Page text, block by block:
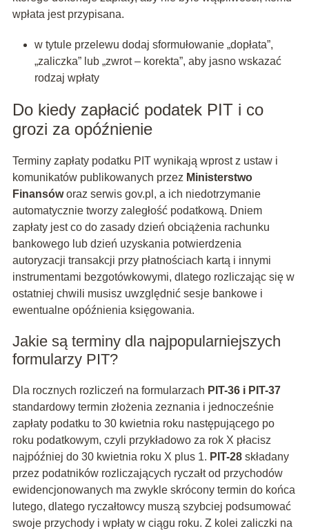
wpłata jest przypisana.
w tytule przelewu dodaj sformułowanie „dopłata”,
„zaliczka” lub „zwrot – korekta”, aby jasno wskazać
rodzaj wpłaty
Do kiedy zapłacić podatek PIT i co
grozi za opóźnienie
Terminy zapłaty podatku PIT wynikają wprost z ustaw i
komunikatów publikowanych przez Ministerstwo
Finansóworaz serwis gov.pl, a ich niedotrzymanie
automatycznie tworzy zaległość podatkową. Dniem
zapłaty jest co do zasady dzień obciążenia rachunku
bankowego lub dzień uzyskania potwierdzenia
autoryzacji transakcji przy płatnościach kartą i innymi
instrumentami bezgotówkowymi, dlatego rozliczając się w
ostatniej chwili musisz uwzględnić sesje bankowe i
ewentualne opóźnienia księgowania.
Jakie są terminy dla najpopularniejszych
formularzy PIT?
Dla rocznych rozliczeń na formularzach PIT-36 i PIT-37
standardowy termin złożenia zeznania i jednocześnie
zapłaty podatku to 30 kwietnia roku następującego po
roku podatkowym, czyli przykładowo za rok X płacisz
najpóźniej do 30 kwietnia roku X plus 1. PIT-28składany
przez podatników rozliczających ryczałt od przychodów
ewidencjonowanych ma zwykle skrócony termin do końca
lutego, dlatego ryczałtowcy muszą szybciej podsumować
swoje przychody i wpłaty w ciągu roku. Z kolei zaliczki na